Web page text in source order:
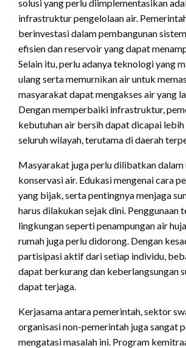
solusi yang perlu diimplementasikan
infrastruktur pengelolaan air.
berinvestasi dalam pembangunan
efisien dan reservoir yang dapat
Selain itu, perlu adanya teknologi yang
ulang serta memurnikan air untuk
masyarakat dapat mengakses air yang
Dengan memperbaiki infrastruktur,
kebutuhan air bersih dapat dicapai
seluruh wilayah, terutama di daerah
Masyarakat juga perlu dilibatkan dalam
konservasi air. Edukasi mengenai cara
yang bijak, serta pentingnya menjaga
harus dilakukan sejak dini. Penggunaan
lingkungan seperti penampungan air
rumah juga perlu didorong. Dengan
partisipasi aktif dari setiap individu,
dapat berkurang dan keberlangsungan
dapat terjaga.
Kerjasama antara pemerintah, sektor
organisasi non-pemerintah juga sangat
mengatasi masalah ini. Program